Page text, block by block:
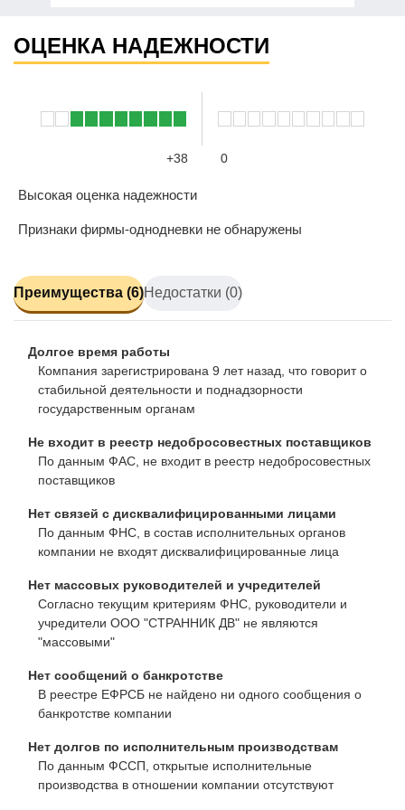
ОЦЕНКА НАДЕЖНОСТИ
+38 0
Высокая оценка надежности
Признаки фирмы-однодневки не обнаружены
Преимущества (6)Недостатки (0)
Долгое время работы
Компания зарегистрирована 9 лет назад, что говорит о
стабильной деятельности и поднадзорности
государственным органам
Не входит в реестр недобросовестных поставщиков
По данным ФАС, не входит в реестр недобросовестных
поставщиков
Нет связей с дисквалифицированными лицами
По данным ФНС, в состав исполнительных органов
компании не входят дисквалифицированные лица
Нет массовых руководителей и учредителей
Согласно текущим критериям ФНС, руководители и
учредители ООО "СТРАННИК ДВ" не являются
"массовыми"
Нет сообщений о банкротстве
В реестре ЕФРСБ не найдено ни одного сообщения о
банкротстве компании
Нет долгов по исполнительным производствам
По данным ФССП, открытые исполнительные
производства в отношении компании отсутствуют